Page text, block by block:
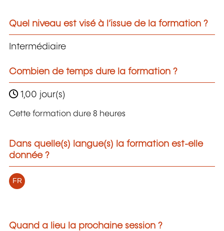
Quel niveau est visé à l’issue de la formation ?
Intermédiaire
Combien de temps dure la formation ?
1,00 jour(s)
Cette formation dure 8 heures
Dans quelle(s) langue(s) la formation est-elle
donnée ?
FR
Quand a lieu la prochaine session ?